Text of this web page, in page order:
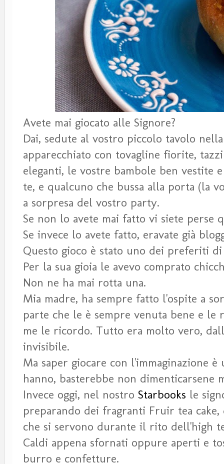
Avete mai giocato alle Signore?
Dai, sedute al vostro piccolo tavolo
apparecchiato con tovagline fiorite,
eleganti, le vostre bambole ben vestite
te, e qualcuno che bussa alla porta (la
a sorpresa del vostro party.
Se non lo avete mai fatto vi siete perse
Se invece lo avete fatto, eravate già
Questo gioco è stato uno dei preferiti
Per la sua gioia le avevo comprato
Non ne ha mai rotta una.
Mia madre, ha sempre fatto l'ospite a
parte che le è sempre venuta bene e le
me le ricordo. Tutto era molto vero,
invisibile.
Ma saper giocare con l'immaginazione
hanno, basterebbe non dimenticarsene
Invece oggi, nel nostro Starbooks le
preparando dei fragranti Fruir tea
che si servono durante il rito dell'high
Caldi appena sfornati oppure aperti e
burro e confetture.